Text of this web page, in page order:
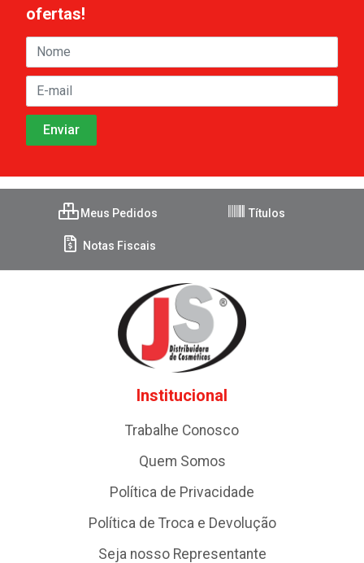
ofertas!
Meus Pedidos Títulos
Notas Fiscais
Institucional
Trabalhe Conosco
Quem Somos
Política de Privacidade
Política de Troca e Devolução
Seja nosso Representante